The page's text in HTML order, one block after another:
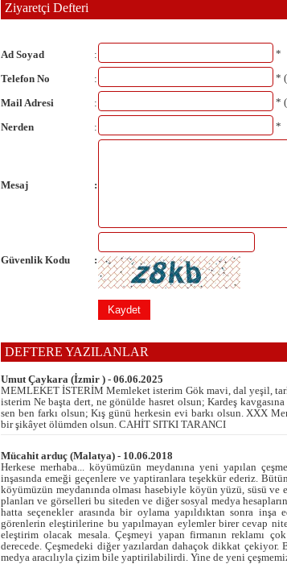
Ziyaretçi Defteri
Ad Soyad : *
Telefon No : * (
Mail Adresi : * (
Nerden : *
Mesaj :
Güvenlik Kodu :
DEFTERE YAZILANLAR
Umut Çaykara (İzmir ) - 06.06.2025
MEMLEKET İSTERİM Memleket isterim Gök mavi, dal yeşil,
isterim Ne başta dert, ne gönülde hasret olsun; Kardeş
sen ben farkı olsun; Kış günü herkesin evi barkı olsun. XXX
bir şikâyet ölümden olsun. CAHİT SITKI TARANCI
Mücahit arduç (Malatya) - 10.06.2018
Herkese merhaba... köyümüzün meydanına yeni yapılan
inşasında emeği geçenlere ve yaptiranlara teşekkür ederiz.
köyümüzün meydanında olması hasebiyle köyün yüzü, süsü
planları ve görselleri bu siteden ve diğer sosyal medya
hatta seçenekler arasında bir oylama yapıldıktan sonra
görenlerin eleştirilerine bu yapılmayan eylemler birer cevap
eleştirim olacak mesala. Çeşmeyi yapan firmanın reklamı
derecede. Çeşmedeki diğer yazılardan dahaçok dikkat
medya aracılıyla çizim bile yaptirilabilirdi. Yine de yeni